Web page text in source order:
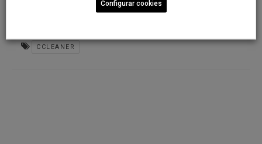
CCLEANER
Configurar cookies